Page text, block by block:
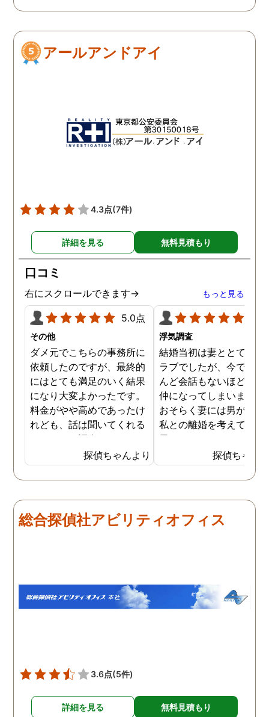
ダメ元で同じ相談をした
してくださり、そして私が
持ってる情報から的確にア
れて、実際に不貞の現場も
数回おさえることができと
らしいです。 また、さまざ
まな事情も汲んでくださ
り、私の精神的なフォロー
だけでなく、その後の弁護
士の紹介やアドバイスもし
ていただき、これから夫と
闘う自信もつきました。 本
当にMJリサーチさんにそ
して代表の方に出会えてよ
かったと思いました。 今度
お会いできる時は、いい報
告ができるようにしたいで
す。
ありましたので相談して
さりました。結果として
して下さり応援してるか
ねと温かい言葉までかけ
お願いしたいと思ってお
ます。本当にありがとう
ざいました。
アールアンドアイ
4.3点(7件)
詳細を見る 無料見積もり
口コミ
右にスクロールできます→ もっと見る
5.0点
その他
ダメ元でこちらの事務所に
依頼したのですが、最終的
にはとても満足のいく結果
になり大変よかったです。
料金がやや高めであったけ
れども、話は聞いてくれる
しきちんと調査してくれる
しで非常に満足していま
す。調査が終わった後もし
っかりとサポートしていた
になりました。さすが調査
のプロフェッショナルだと
探偵ちゃんより
浮気調査
結婚当初は妻ととてもラ
ラブでしたが、今ではほ
んど会話もないほど険悪
仲になってしまいました
おそらく妻には男がおり
私との離婚を考えている
思います。そこでどうせ
婚をするのならと思い、
の不倫の証拠を押さえて
から離婚を提案すること
みの日に妻は外出するこ
が多く、探偵にもその旨
入り、妻が男とラブホテ
に入って行った瞬間を押
えたとのことでした。あ
探偵ちゃん
総合探偵社アビリティオフィス
3.6点(5件)
詳細を見る 無料見積もり